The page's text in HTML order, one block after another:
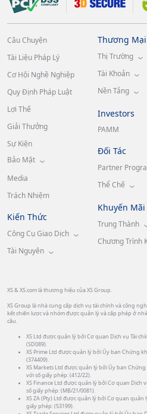
Câu Chuyện
Tài Liệu Pháp Lý
Cơ Hội Nghề Nghiệp
Quy Định Pháp Luật
Lợi Thế
Giải Thưởng
Sự Kiện
Bảo Mật
Media
Trách Nhiệm
Kiến Thức
Công Cụ Giao Dịch
Tài Nguyên
Thương Mại
Thị Trường
Tài Khoản
Nền Tảng
Investors
PAMM
Đối Tác
Partner
Thể Chế
Khuyến Mãi
Trung Thành
Chương Trình
XS & XS.com là thương hiệu của XS Group.
XS Group là nhà cung cấp dịch vụ tài chính và công
kết chiến lược và nhóm được quản lý và cấp phép ở
cầu.
XS Ltd được quản lý bởi Cơ quan Dịch vụ Tài
(SD089).
XS Prime Ltd được quản lý bởi Ủy ban Chứng
(374409).
XS Markets Ltd được quản lý bởi Ủy ban Chứng
với số giấy phép: (412/22).
XS Finance Ltd được quản lý bởi Cơ quan Dịch
số giấy phép: (MB/21/0081).
XS ZA (Pty) Ltd được quản lý bởi Cơ quan quản
giấy phép: (53199).